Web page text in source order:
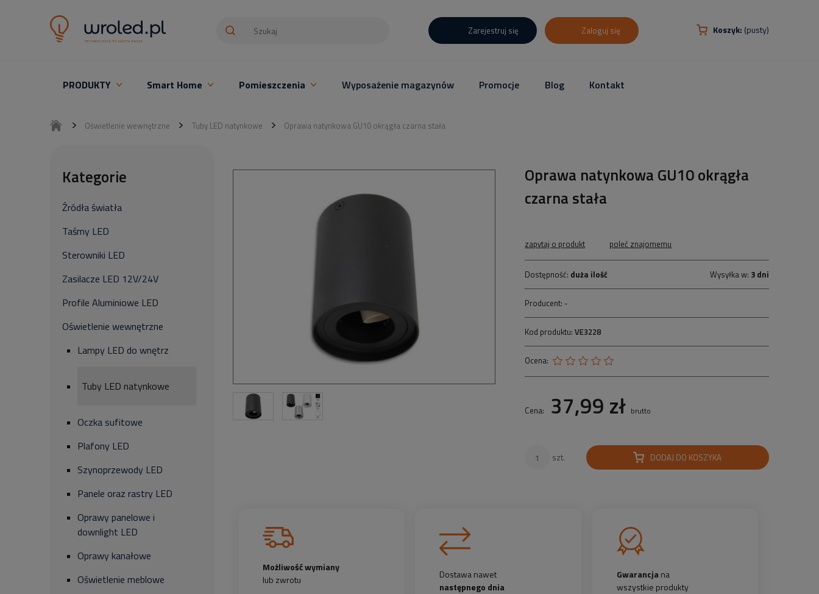
Koszyk: (pusty)
Zarejestruj się Zaloguj się
PRODUKTY Smart Home Pomieszczenia Wyposażenie magazynów Promocje Blog Kontakt
Oświetlenie wewnętrzne Tuby LED natynkowe Oprawa natynkowa GU10 okrągła czarna stała
Kategorie
Źródła światła
Taśmy LED
Sterowniki LED
Zasilacze LED 12V/24V
Profile Aluminiowe LED
Oświetlenie wewnętrzne
Lampy LED do wnętrz
Tuby LED natynkowe
Oczka sufitowe
Plafony LED
Szynoprzewody LED
Panele oraz rastry LED
Oprawy panelowe i
downlight LED
Oprawy kanałowe
Oświetlenie meblowe
Oprawa natynkowa GU10 okrągła
czarna stała
zapytaj o produkt poleć znajomemu
Dostępność: duża ilość Wysyłka w: 3 dni
Producent: -
Kod produktu: VE3228
Ocena:
Cena: 37,99 zł brutto
szt. DODAJ DO KOSZYKA
Możliwość wymiany
lub zwrotu
Dostawa nawet
następnego dnia
Gwarancjana
wszystkie produkty